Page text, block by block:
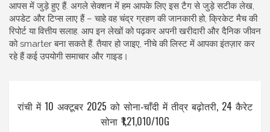
आपस में जुड़े हुए हैं. अगले सेक्शन में हम आपके लिए इस टैग से जुड़े सटीक लेख,
अपडेट और टिप्स लाए हैं – चाहे वह चंद्र ग्रहण की जानकारी हो, क्रिकेट मैच की
रिपोर्ट या वित्तीय सलाह. आप इन लेखों को पढ़कर अपनी खरीदारी और दैनिक जीवन
को smarter बना सकते हैं. तैयार हो जाइए, नीचे की लिस्ट में आपका इंतज़ार कर
रहे हैं कई उपयोगी समाचार और गाइड।
रांची में 10 अक्टूबर 2025 को सोना‑चाँदी में तीव्र बढ़ोतरी, 24 कैरेट
सोना ₹1,21,010/10G